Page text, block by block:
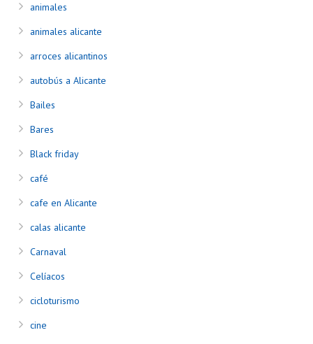
animales
animales alicante
arroces alicantinos
autobús a Alicante
Bailes
Bares
Black friday
café
cafe en Alicante
calas alicante
Carnaval
Celíacos
cicloturismo
cine